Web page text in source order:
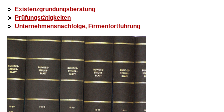
Existenzgründungsberatung
Prüfungstätigkeiten
Unternehmensnachfolge, Firmenfortführung